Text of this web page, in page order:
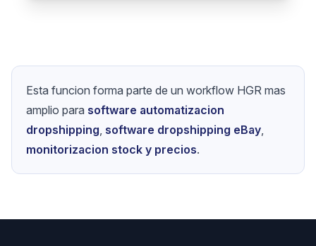
Esta funcion forma parte de un workflow HGR mas
amplio para software automatizacion
dropshipping software dropshipping eBay
monitorizacion stock y precios.